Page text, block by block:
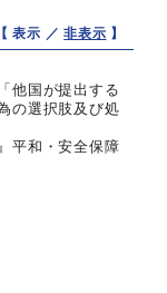
【 表示 ／非表示 】
他国が提出する
の選択肢及び処
平和・安全保障